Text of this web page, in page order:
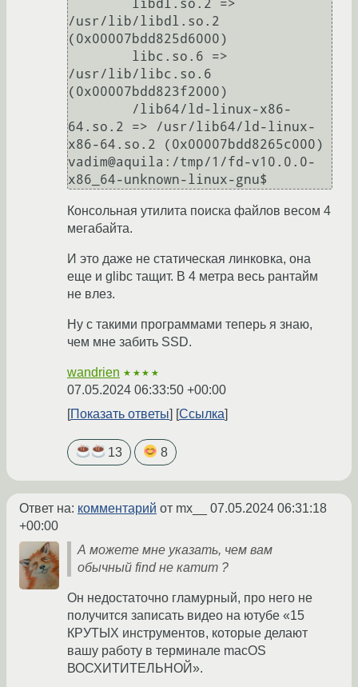
/usr/lib/libdl.so.2
(0x00007bdd825d6000)
/usr/lib/libc.so.6
(0x00007bdd823f2000)
64.so.2 => /usr/lib64/ld-linux-
x86-64.so.2 (0x00007bdd8265c000)
vadim@aquila:/tmp/1/fd-v10.0.0-
Консольная утилита поиска файлов весом 4
мегабайта.
И это даже не статическая линковка, она
еще и glibc тащит. В 4 метра весь рантайм
не влез.
Ну с такими программами теперь я знаю,
чем мне забить SSD.
wandrien ★★★★
07.05.2024 06:33:50 +00:00
Показать ответы
Ссылка
13 8
Ответ на: комментарий от mx__ 07.05.2024 06:31:18
+00:00
А можете мне указать, чем вам
обычный find не катит ?
Он недостаточно гламурный, про него не
получится записать видео на ютубе «15
КРУТЫХ инструментов, которые делают
вашу работу в терминале macOS
ВОСХИТИТЕЛЬНОЙ».